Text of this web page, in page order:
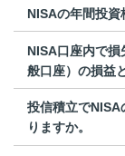
NISAの年間投資
NISA口座内で
般口座）の損益
投信積立でNISA
りますか。